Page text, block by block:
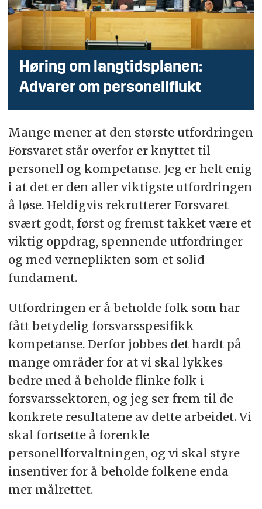
Høring om langtidsplanen:
Advarer om personellflukt
Mange mener at den største utfordringen
Forsvaret står overfor er knyttet til
personell og kompetanse. Jeg er helt enig
i at det er den aller viktigste utfordringen
å løse. Heldigvis rekrutterer Forsvaret
svært godt, først og fremst takket være et
viktig oppdrag, spennende utfordringer
og med verneplikten som et solid
fundament.
Utfordringen er å beholde folk som har
fått betydelig forsvarsspesifikk
kompetanse. Derfor jobbes det hardt på
mange områder for at vi skal lykkes
bedre med å beholde flinke folk i
forsvarssektoren, og jeg ser frem til de
konkrete resultatene av dette arbeidet. Vi
skal fortsette å forenkle
personellforvaltningen, og vi skal styre
insentiver for å beholde folkene enda
mer målrettet.